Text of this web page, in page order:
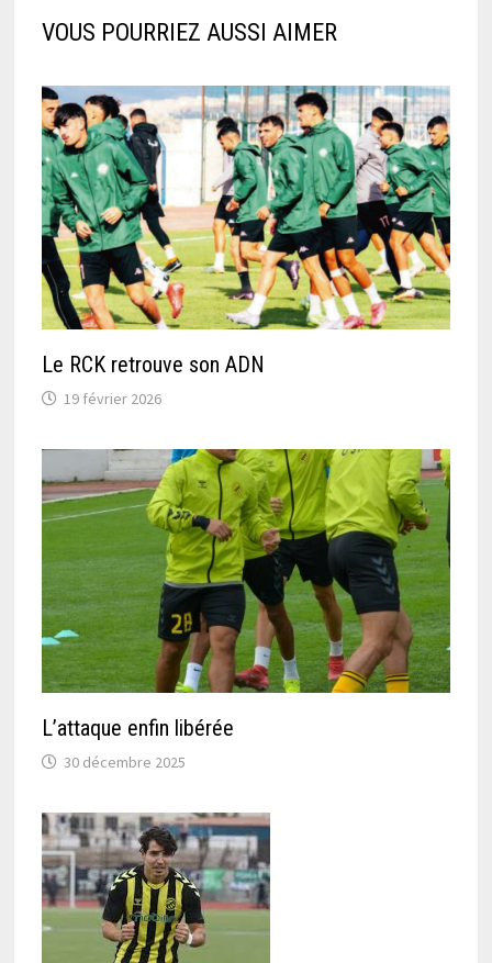
VOUS POURRIEZ AUSSI AIMER
Le RCK retrouve son ADN
19 février 2026
L’attaque enfin libérée
30 décembre 2025